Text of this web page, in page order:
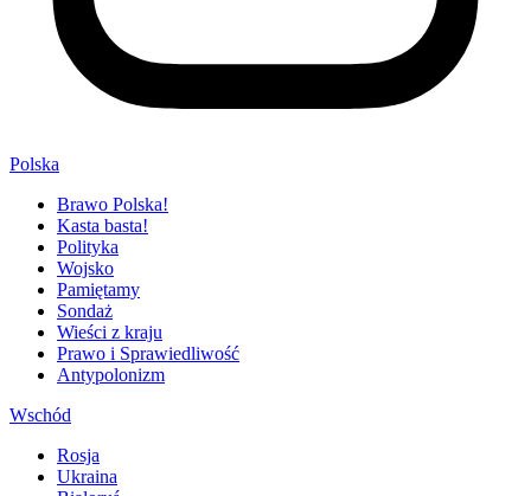
Polska
Brawo Polska!
Kasta basta!
Polityka
Wojsko
Pamiętamy
Sondaż
Wieści z kraju
Prawo i Sprawiedliwość
Antypolonizm
Wschód
Rosja
Ukraina